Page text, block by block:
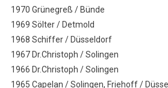
1970 Grünegreß / Bünde
1969 Sölter / Detmold
1968 Schiffer / Düsseldorf
1967 Dr.Christoph / Solingen
1966 Dr.Christoph / Solingen
1965 Capelan / Solingen, Friehoff /